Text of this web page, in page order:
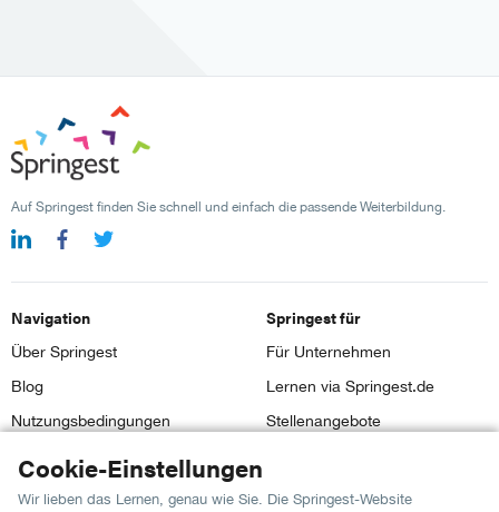
Auf Springest finden Sie schnell und einfach die passende Weiterbildung.
Navigation
Über Springest
Blog
Nutzungsbedingungen
Springest für
Für Unternehmen
Lernen via Springest.de
Stellenangebote
Cookie-Einstellungen
Wir lieben das Lernen, genau wie Sie. Die Springest-Website